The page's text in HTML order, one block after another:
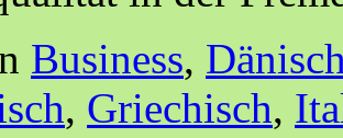
Business,
, Griechisch,